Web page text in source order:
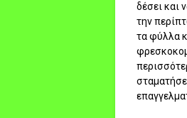
δέσει και
την
τα φύλλα